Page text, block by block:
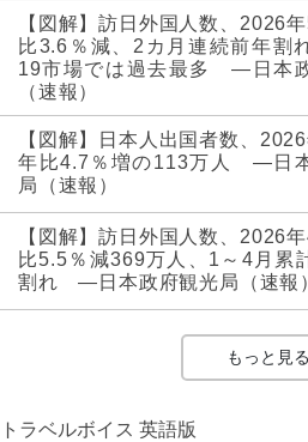
【図解】訪日外国人数、2026
比3.6％減、2カ月連続前年割
19市場では過去最多 ―日本
（速報）
【図解】日本人出国者数、
年比4.7％増の113万人 ―日
局（速報）
【図解】訪日外国人数、2026
比5.5％減369万人、1～4月累
割れ ―日本政府観光局（速報
もっと見る
トラベルボイス 英語版